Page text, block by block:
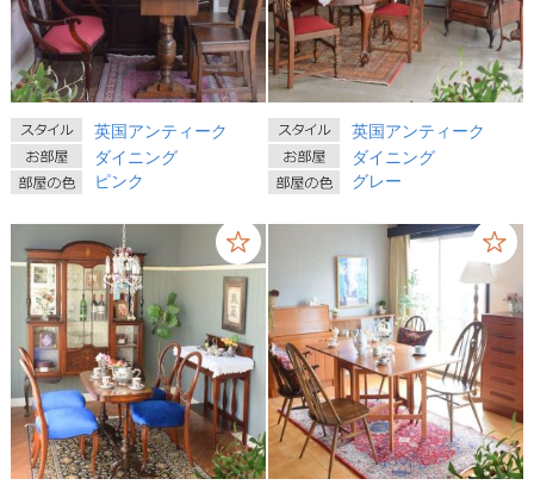
英国アンティーク
ダイニング
ピンク
英国アンティーク
ダイニング
グレー